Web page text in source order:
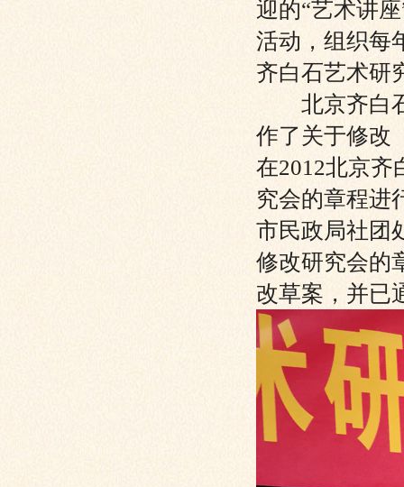
迎的“艺术讲
活动，组织每
齐白石艺术研
北京齐白石
作了关于修改
在2012北京齐
究会的章程进
市民政局社团
修改研究会的
改草案，并已